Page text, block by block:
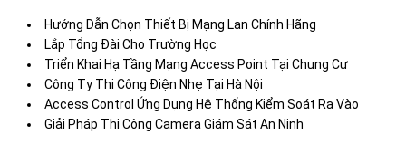
Hướng Dẫn Chọn Thiết Bị Mạng Lan Chính Hãng
Lắp Tổng Đài Cho Trường Học
Triển Khai Hạ Tầng Mạng Access Point Tại Chung Cư
Công Ty Thi Công Điện Nhẹ Tại Hà Nội
Access Control Ứng Dụng Hệ Thống Kiểm Soát Ra Vào
Giải Pháp Thi Công Camera Giám Sát An Ninh